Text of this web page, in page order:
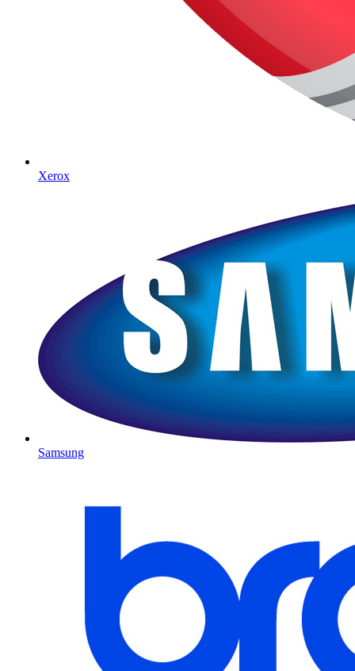
Xerox
Samsung